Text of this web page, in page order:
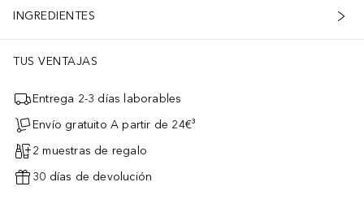
INGREDIENTES
TUS VENTAJAS
Entrega 2-3 días laborables
Envío gratuito A partir de 24€³
2 muestras de regalo
30 días de devolución